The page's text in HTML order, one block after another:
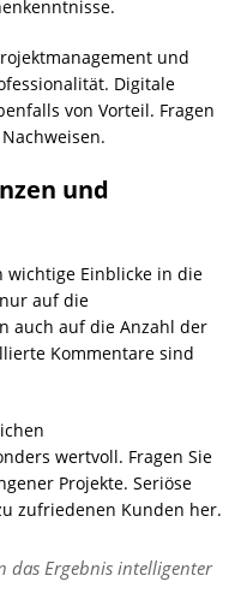
und
Digitale
von Vorteil. Fragen
und
Einblicke in die
auf die
auch auf die Anzahl der
Kommentare sind
wertvoll. Fragen Sie
Projekte. Seriöse
zufriedenen Kunden her.
das Ergebnis intelligenter